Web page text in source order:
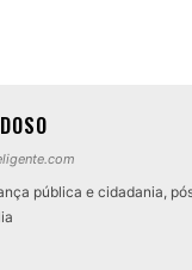
pública e cidadania,